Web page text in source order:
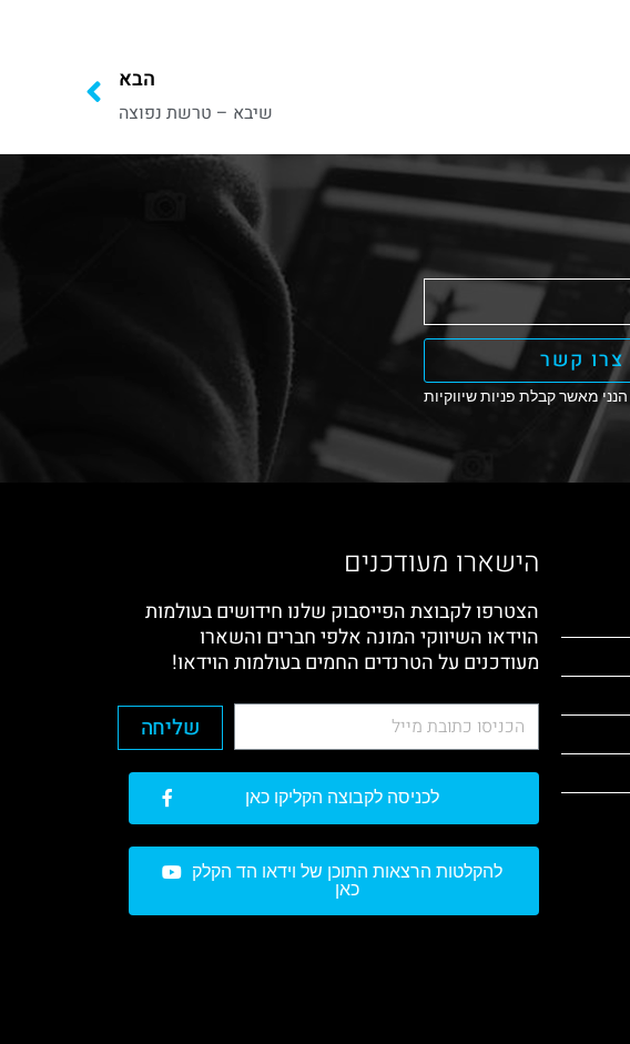
הבא
שיבא – טרשת נפוצה
הנני מאשר קבלת פניות שיווקיות
צרו קשר
הישארו מעודכנים
הצטרפו לקבוצת הפייסבוק שלנו חידושים בעולמות
הוידאו השיווקי המונה אלפי חברים והשארו
מעודכנים על הטרנדים החמים בעולמות הוידאו!
שליחה
לכניסה לקבוצה הקליקו כאן
להקלטות הרצאות התוכן של וידאו הד הקלק
כאן